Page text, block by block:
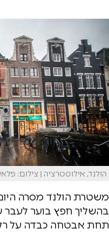
הולנד, אילוסטרציה | צילום: פלאש
משטרת הולנד מסרה
בהשליך חפץ בוער
תחת אבטחה כבדה על